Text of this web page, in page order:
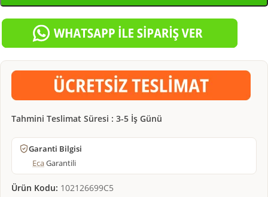
Tahmini Teslimat Süresi : 3-5 İş Günü
Garanti Bilgisi
EcaGarantili
Ürün Kodu: 102126699C5